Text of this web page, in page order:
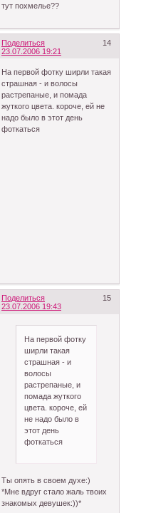
тут похмелье??
Поделиться
14
23.07.2006 19:21
На первой фотку ширли такая
страшная - и волосы
растрепаные, и помада
жуткого цвета. короче, ей не
надо было в этот день
фоткаться
Поделиться
15
23.07.2006 19:43
На первой фотку
ширли такая
страшная - и
волосы
растрепаные, и
помада жуткого
цвета. короче, ей
не надо было в
этот день
фоткаться
Ты опять в своем духе:)
*Мне вдруг стало жаль твоих
знакомых девушек:))*